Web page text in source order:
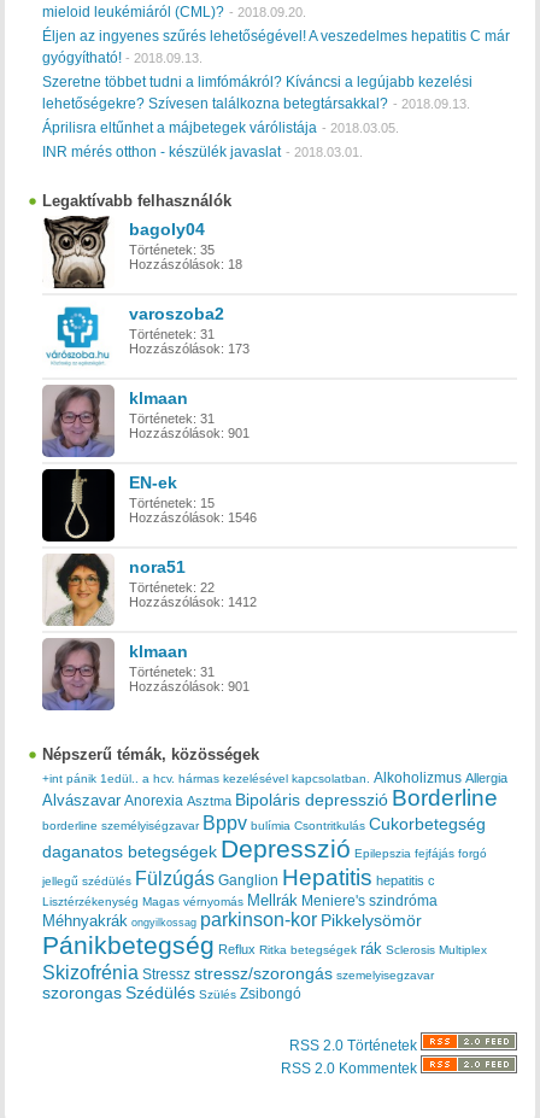
mieloid leukémiáról (CML)? - 2018.09.20.
Éljen az ingyenes szűrés lehetőségével! A veszedelmes hepatitis C már
gyógyítható!- 2018.09.13.
Szeretne többet tudni a limfómákról? Kíváncsi a legújabb kezelési
lehetőségekre? Szívesen találkozna betegtársakkal? - 2018.09.13.
Áprilisra eltűnhet a májbetegek várólistája - 2018.03.05.
INR mérés otthon - készülék javaslat - 2018.03.01.
Legaktívabb felhasználók
bagoly04
Történetek: 35
Hozzászólások: 18
varoszoba2
Történetek: 31
Hozzászólások: 173
klmaan
Történetek: 31
Hozzászólások: 901
EN-ek
Történetek: 15
Hozzászólások: 1546
nora51
Történetek: 22
Hozzászólások: 1412
klmaan
Történetek: 31
Hozzászólások: 901
Népszerű témák, közösségek
+int pánik 1edül.. a hcv. hármas kezelésével kapcsolatban. Alkoholizmus Allergia
Alvászavar Anorexia Asztma Bipoláris depresszió Borderline
borderline személyiségzavar Bppv bulímia Csontritkulás Cukorbetegség
daganatos betegségek Depresszió Epilepszia fejfájás forgó
jellegű szédülés Fülzúgás Ganglion Hepatitis hepatitis c
Lisztérzékenység Magas vérnyomás Mellrák Meniere's szindróma
Méhnyakrák ongyilkossag parkinson-kor Pikkelysömör
Pánikbetegség Reflux Ritka betegségek rák Sclerosis Multiplex
Skizofrénia Stressz stressz/szorongás szemelyisegzavar
szorongas Szédülés Szülés Zsibongó
RSS 2.0 Történetek
RSS 2.0 Kommentek